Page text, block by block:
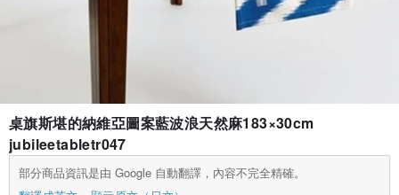
桌旗斯堪的納維亞圖案藍波浪天然麻183×30cm
jubileetabletr047
部分商品資訊是由 Google 自動翻譯，內容不完全精確。